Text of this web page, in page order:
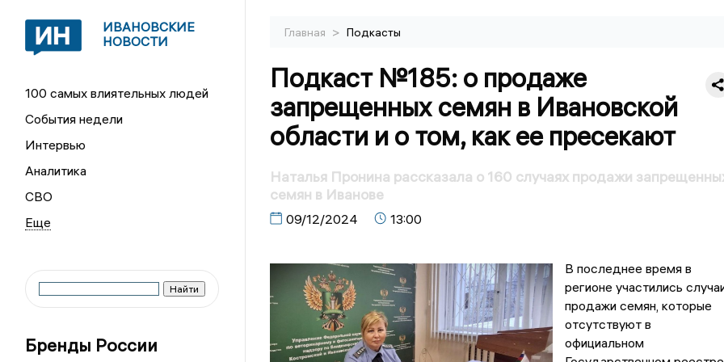
ИВАНОВСКИЕ
НОВОСТИ
100 самых влиятельных людей
События недели
Интервью
Аналитика
СВО
Бренды России
Главная > Подкасты
Подкаст №185: о продаже
запрещенных семян в Ивановской
области и о том, как ее пресекают
Наталья Пронина рассказала о 160 случаях продажи
семян в Иванове
09/12/2024 13:00
В последнее время в
регионе участились
продажи семян, которые
отсутствуют в
официальном